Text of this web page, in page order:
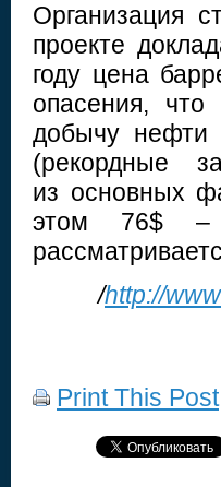
Организация
проекте
году цена
опасения, что
добычу нефти
(рекордные
из основных
этом 76$ –
/http://
Print This Post